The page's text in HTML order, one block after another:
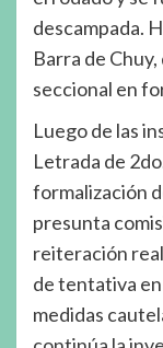
descampada.
Barra de
seccional en
Luego de las
Letrada de
formalización
presunta
reiteración
de tentativa
medidas